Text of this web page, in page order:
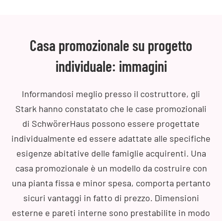
Casa promozionale su progetto
individuale: immagini
Informandosi meglio presso il costruttore, gli
Stark hanno constatato che le case promozionali
di SchwörerHaus possono essere progettate
individualmente ed essere adattate alle specifiche
esigenze abitative delle famiglie acquirenti. Una
casa promozionale è un modello da costruire con
una pianta fissa e minor spesa, comporta pertanto
sicuri vantaggi in fatto di prezzo. Dimensioni
esterne e pareti interne sono prestabilite in modo